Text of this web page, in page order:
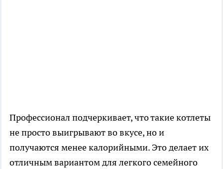
Профессионал подчеркивает, что такие котлеты
не просто выигрывают во вкусе, но и
получаются менее калорийными. Это делает их
отличным вариантом для легкого семейного